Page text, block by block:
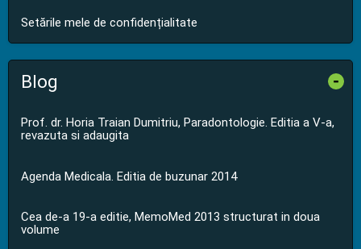
Setările mele de confidențialitate
Blog -
Prof. dr. Horia Traian Dumitriu, Paradontologie. Editia a V-a,
revazuta si adaugita
Agenda Medicala. Editia de buzunar 2014
Cea de-a 19-a editie, MemoMed 2013 structurat in doua
volume